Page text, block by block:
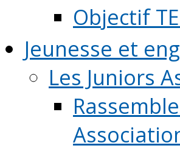
Objectif
Jeunesse et
Les Juniors